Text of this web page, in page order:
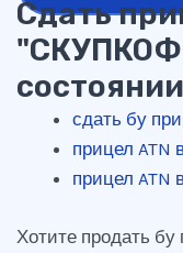
Сдать
состоянии
сдать бу
прицел ATN
прицел ATN
Хотите продать